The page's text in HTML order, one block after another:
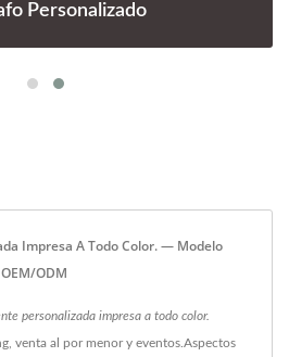
Personalizado
Impresa A Todo Color. — Modelo
ODM
personalizada impresa a todo color.
venta al por menor y eventos.Aspectos